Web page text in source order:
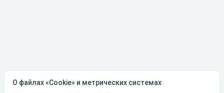
О файлах «Cookie» и метрических системах